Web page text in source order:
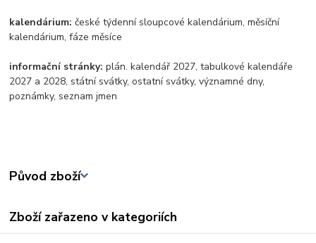
kalendárium: české týdenní sloupcové kalendárium, měsíční
kalendárium, fáze měsíce
informační stránky: plán. kalendář 2027, tabulkové kalendáře
2027 a 2028, státní svátky, ostatní svátky, významné dny,
poznámky, seznam jmen
Původ zboží
Zboží zařazeno v kategoriích